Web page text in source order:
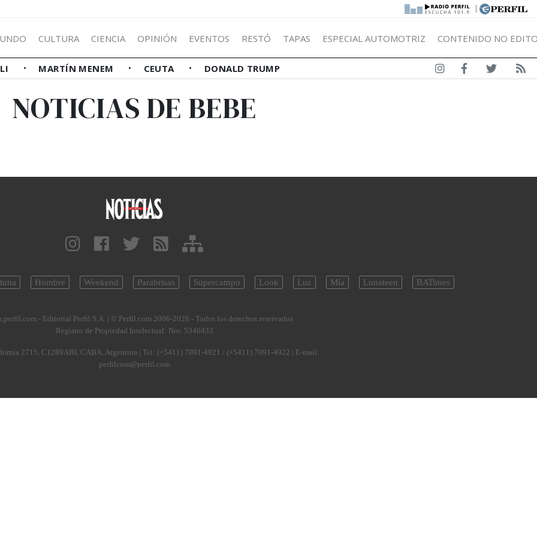
|
CULTURA CIENCIA OPINIÓN EVENTOS RESTÓ TAPAS ESPECIAL AUTOMOTRIZ CONTENIDO NO
MARTÍN MENEM CEUTA DONALD TRUMP
NOTICIAS DE BEBE
Hombre Weekend Parabrisas Supercampo Look Luz Mía Lunateen BATimes
- Editorial Perfil S.A. | © Perfil.com 2006-2026 - Todos los derechos reservados
Registro de Propiedad Intelectual: Nro. 5346433
2715, C1289ABI, CABA, Argentina | Tel: (+5411) 7091-4921 / (+5411) 7091-4922 | E-mail:
perfilcom@perfil.com